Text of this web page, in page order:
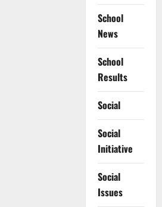
School
News
School
Results
Social
Social
Initiative
Social
Issues